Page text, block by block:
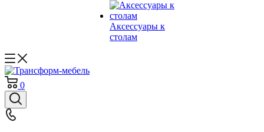
Аксессуары к
столам
0